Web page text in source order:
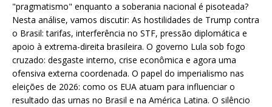
"pragmatismo" enquanto a soberania nacional é pisoteada?
Nesta análise, vamos discutir: As hostilidades de Trump contra
o Brasil: tarifas, interferência no STF, pressão diplomática e
apoio à extrema-direita brasileira. O governo Lula sob fogo
cruzado: desgaste interno, crise econômica e agora uma
ofensiva externa coordenada. O papel do imperialismo nas
eleições de 2026: como os EUA atuam para influenciar o
resultado das urnas no Brasil e na América Latina. O silêncio